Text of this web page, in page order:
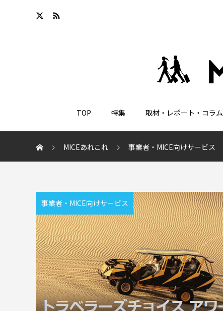
TOP 特集 取材・レポート・コラム
MICEあれこれ 事業者・MICE向けサービス
事業者・MICE向けサービス